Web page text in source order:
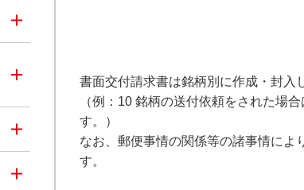
書面交付請求書は銘柄別に作成・封入
（例：10 銘柄の送付依頼をされた場
す。）
なお、郵便事情の関係等の諸事情によ
す。